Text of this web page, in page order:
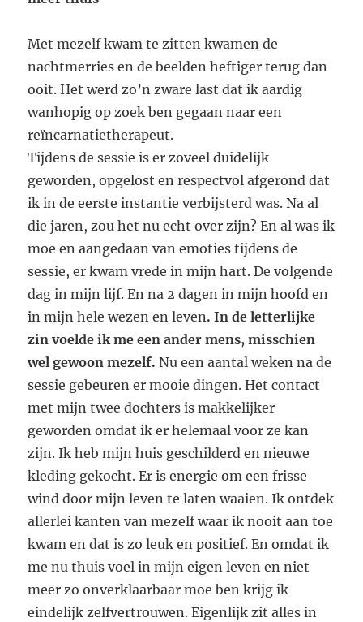
Met mezelf kwam te zitten kwamen de
nachtmerries en de beelden heftiger terug dan
ooit. Het werd zo’n zware last dat ik aardig
wanhopig op zoek ben gegaan naar een
reïncarnatietherapeut.
Tijdens de sessie is er zoveel duidelijk
geworden, opgelost en respectvol afgerond dat
ik in de eerste instantie verbijsterd was. Na al
die jaren, zou het nu echt over zijn? En al was ik
moe en aangedaan van emoties tijdens de
sessie, er kwam vrede in mijn hart. De volgende
dag in mijn lijf. En na 2 dagen in mijn hoofd en
in mijn hele wezen en leven. In de letterlijke
zin voelde ik me een ander mens, misschien
wel gewoon mezelf. Nu een aantal weken na de
sessie gebeuren er mooie dingen. Het contact
met mijn twee dochters is makkelijker
geworden omdat ik er helemaal voor ze kan
zijn. Ik heb mijn huis geschilderd en nieuwe
kleding gekocht. Er is energie om een frisse
wind door mijn leven te laten waaien. Ik ontdek
allerlei kanten van mezelf waar ik nooit aan toe
kwam en dat is zo leuk en positief. En omdat ik
me nu thuis voel in mijn eigen leven en niet
meer zo onverklaarbaar moe ben krijg ik
eindelijk zelfvertrouwen. Eigenlijk zit alles in